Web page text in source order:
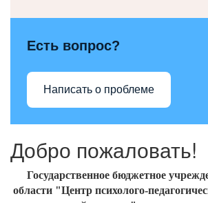
Есть вопрос?
Написать о проблеме
Добро пожаловать!
Государственное бюджетное
области "Центр психолого-